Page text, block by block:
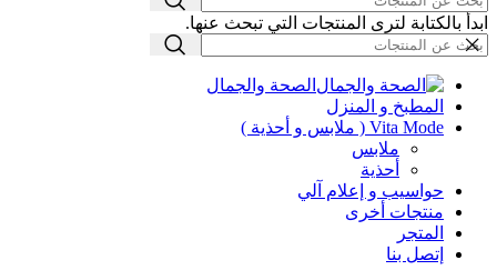
ابدأ بالكتابة لترى المنتجات التي تبحث عنها.
الصحة والجمال
المطبخ و المنزل
Vita Mode ( ملابس و أحذية )
ملابس
أحذية
حواسيب و إعلام آلي
منتجات أخرى
المتجر
إتصل بنا